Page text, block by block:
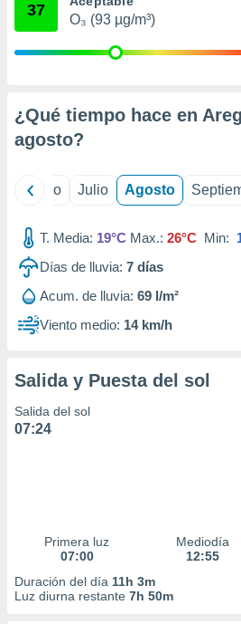
publicidad
1199
37
O₃ (93 µg/m³)
¿Qué tiempo hace en
agosto?
Junio Julio Agosto
T. Media: 19°C Max.: 26°C Min:
Días de lluvia: 7 días
Acum. de lluvia: 69 l/m²
Viento medio: 14 km/h
Salida y Puesta del sol
Salida del sol
07:24
Primera luz
07:00
Mediodía
12:55
Duración del día 11h 3m
Luz diurna restante 7h 50m